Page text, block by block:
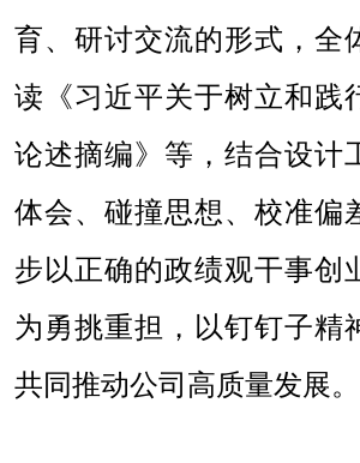
育、研讨交流的形式，全
读《习近平关于树立和践
论述摘编》等，结合设计
体会、碰撞思想、校准偏
步以正确的政绩观干事创
为勇挑重担，以钉钉子精
共同推动公司高质量发展。